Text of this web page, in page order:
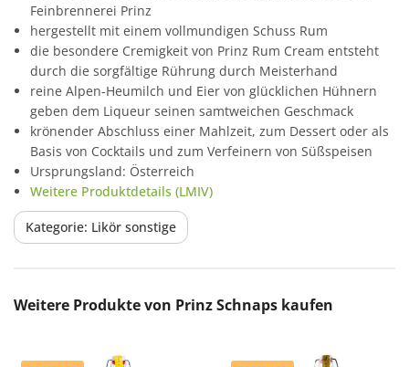
Feinbrennerei Prinz
hergestellt mit einem vollmundigen Schuss Rum
die besondere Cremigkeit von Prinz Rum Cream entsteht
durch die sorgfältige Rührung durch Meisterhand
reine Alpen-Heumilch und Eier von glücklichen Hühnern
geben dem Liqueur seinen samtweichen Geschmack
krönender Abschluss einer Mahlzeit, zum Dessert oder als
Basis von Cocktails und zum Verfeinern von Süßspeisen
Ursprungsland: Österreich
Weitere Produktdetails (LMIV)
Kategorie: Likör sonstige
Produktgalerie überspringen
Weitere Produkte von Prinz Schnaps kaufen